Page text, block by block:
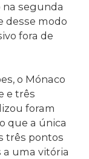
na segunda
desse modo
fora de
o Mónaco
e três
foram
que a única
três pontos
a uma vitória